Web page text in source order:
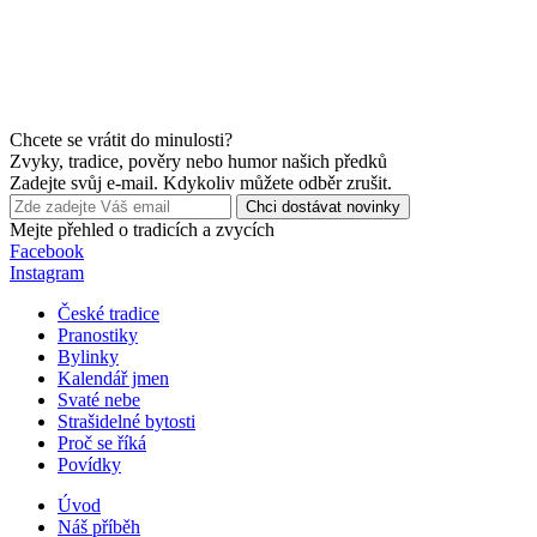
Chcete se vrátit do minulosti?
Zvyky, tradice, pověry nebo humor našich předků
Zadejte svůj e-mail. Kdykoliv můžete odběr zrušit.
Chci dostávat novinky
Mejte přehled o tradicích a zvycích
Facebook
Instagram
České tradice
Pranostiky
Bylinky
Kalendář jmen
Svaté nebe
Strašidelné bytosti
Proč se říká
Povídky
Úvod
Náš příběh